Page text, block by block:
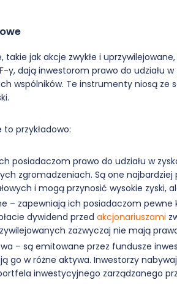
takie jak akcje zwykłe i
y, dają inwestorom prawo do udziału
wspólników. Te instrumenty niosą ze
przykładowo:
posiadaczom prawo do udziału w
zgromadzeniach. Są one
i mogą przynosić wysokie zyski,
– zapewniają ich posiadaczom pewne
dywidend przed akcjonariuszami
zazwyczaj nie mają
– są emitowane przez fundusze
go w różne aktywa. Inwestorzy
inwestycyjnego zarządzanego